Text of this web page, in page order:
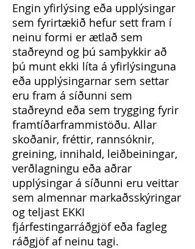
Engin yfirlýsing eða upplýsingar
sem fyrirtækið hefur sett fram í
neinu formi er ætlað sem
staðreynd og þú samþykkir að
þú munt ekki líta á yfirlýsinguna
eða upplýsingarnar sem settar
eru fram á síðunni sem
staðreynd eða sem trygging fyrir
framtíðarframmistöðu. Allar
skoðanir, fréttir, rannsóknir,
greining, innihald, leiðbeiningar,
verðlagningu eða aðrar
upplýsingar á síðunni eru veittar
sem almennar markaðsskýringar
og teljast EKKI
fjárfestingarráðgjöf eða fagleg
ráðgjöf af neinu tagi.